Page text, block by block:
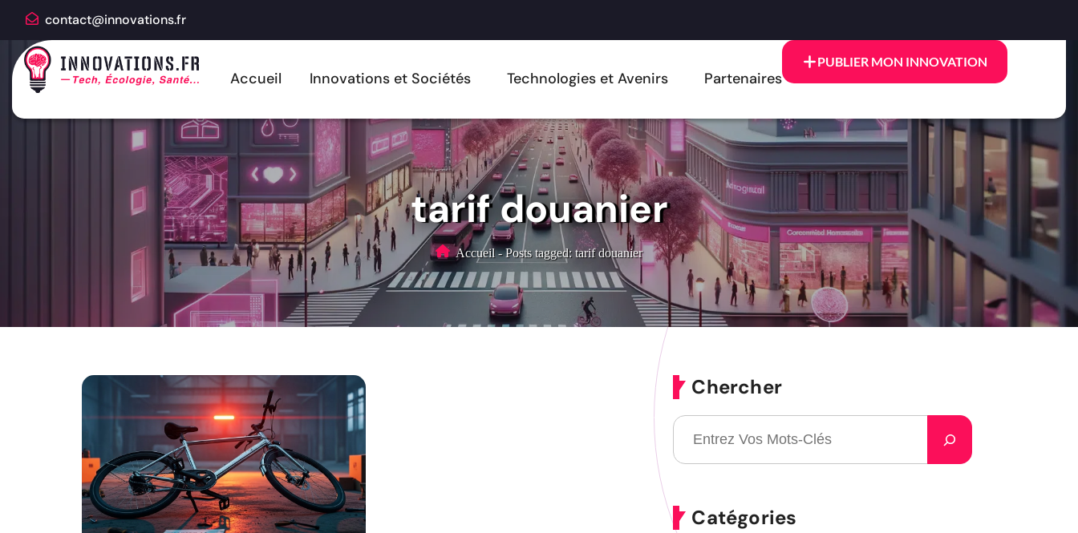
contact@innovations.fr
Accueil Innovations et Sociétés Technologies et Avenirs Partenaires
PUBLIER MON INNOVATION
tarif douanier
Accueil - Posts tagged: tarif douanier
Chercher
Catégories